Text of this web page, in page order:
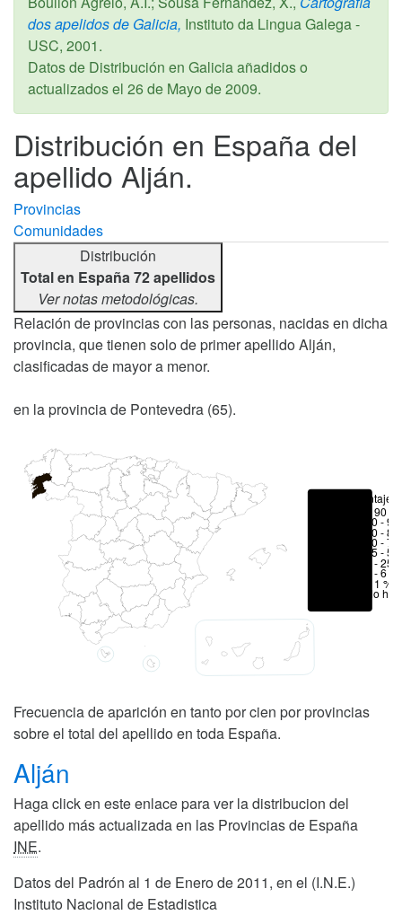
dos apelidos de Galicia, Instituto da Lingua Galega -
USC, 2001.
Datos de Distribución en Galicia añadidos o
actualizados el 26 de Mayo de 2009.
Distribución en España del
apellido Alján.
Provincias
Comunidades
Distribución
Total en España 72 apellidos
Ver notas metodológicas.
Relación de provincias con las personas, nacidas en dicha
provincia, que tienen solo de primer apellido Alján,
clasificadas de mayor a menor.
en la provincia de Pontevedra (65).
Porcentajes
> 90 %
80 -
70 -
50 -
25 -
6 - 25
1 - 6 %
< 1 %
No hay
Frecuencia de aparición en tanto por cien por provincias
sobre el total del apellido en toda España.
Alján
Haga click en este enlace para ver la distribucion del
apellido más actualizada en las Provincias de España
INE.
Datos del Padrón al 1 de Enero de 2011, en el (I.N.E.)
Instituto Nacional de Estadistica